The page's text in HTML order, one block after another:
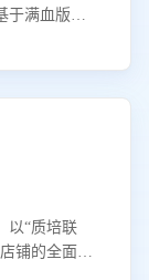
于满血版
过该产品，
以“质培联
铺的全面、